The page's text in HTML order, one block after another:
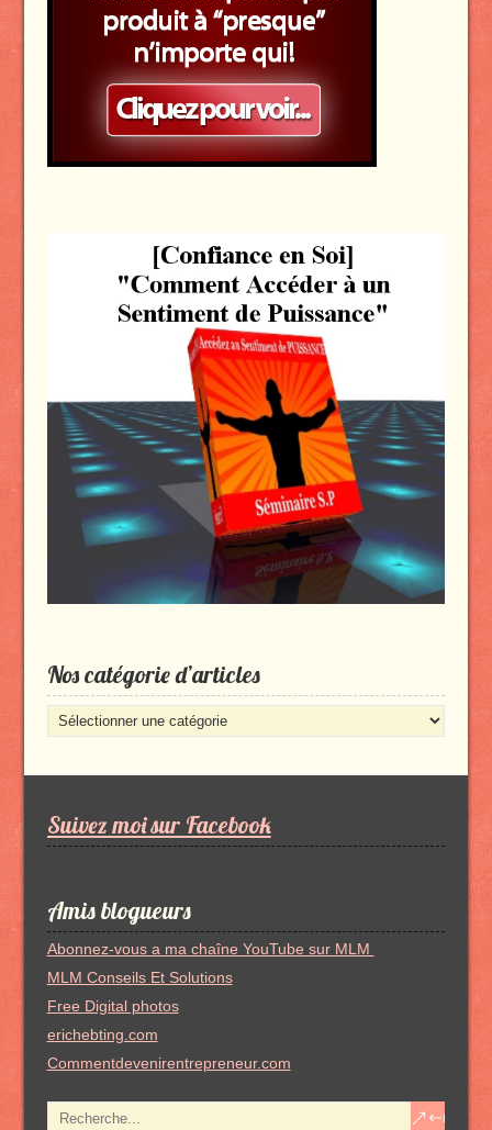
Nos catégorie d’articles
Nos
catégorie
Suivez moi sur Facebook
Amis blogueurs
Abonnez-vous a ma chaîne YouTube sur MLM
MLM Conseils Et Solutions
Free Digital photos
erichebting.com
Commentdevenirentrepreneur.com